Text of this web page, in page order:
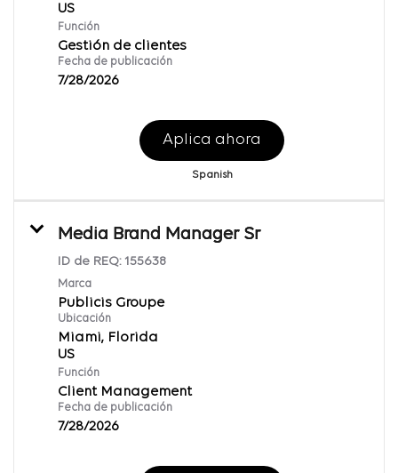
Función
Gestión de clientes
Fecha de publicación
7/28/2026
Aplica ahora
Spanish
Media Brand Manager Sr
ID de REQ: 155638
Marca
Publicis Groupe
Ubicación
Miami, Florida
Función
Client Management
Fecha de publicación
7/28/2026